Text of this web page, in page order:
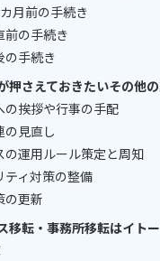
月前の手続き
前の手続き
の手続き
押さえておきたいその他
の挨拶や行事の手配
の見直し
の運用ルール策定と周知
ティ対策の整備
の更新
移転・事務所移転はイト